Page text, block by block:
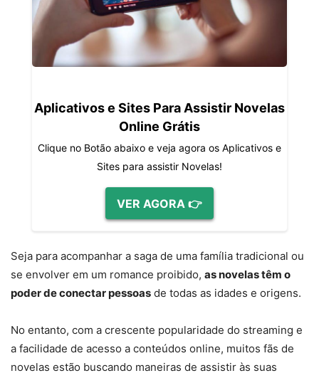
Aplicativos e Sites Para Assistir Novelas
Online Grátis
Clique no Botão abaixo e veja agora os Aplicativos e
Sites para assistir Novelas!
VER AGORA 👉
Seja para acompanhar a saga de uma família tradicional ou
se envolver em um romance proibido, as novelas têm o
poder de conectar pessoas de todas as idades e origens.
No entanto, com a crescente popularidade do streaming e
a facilidade de acesso a conteúdos online, muitos fãs de
novelas estão buscando maneiras de assistir às suas